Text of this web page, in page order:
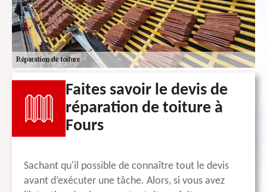
Faites savoir le devis de
réparation de toiture à
Fours
Sachant qu'il possible de connaître tout le devis
avant d’exécuter une tâche. Alors, si vous avez